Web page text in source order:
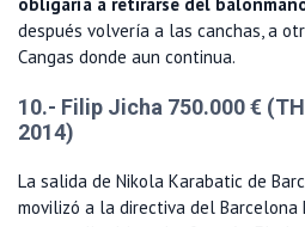
después volvería a las canchas, a
Cangas donde aun continua.
10.- Filip Jicha 750.000 €
2014)
La salida de Nikola Karabatic de
movilizó a la directiva del Barcelona